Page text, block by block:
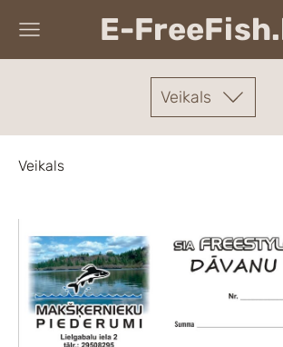
E-
Veikals
Veikals